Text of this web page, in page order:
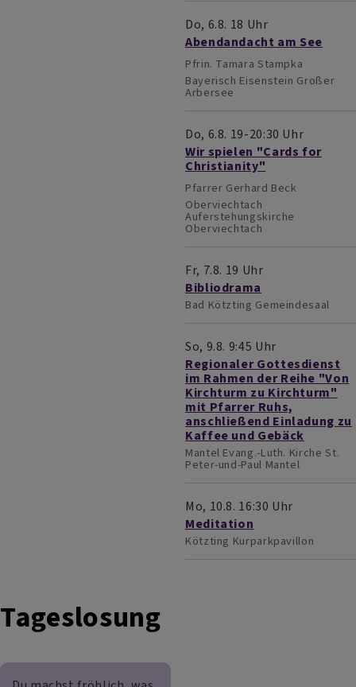
Do, 6.8. 18 Uhr
Abendandacht am See
Pfrin. Tamara Stampka
Bayerisch Eisenstein Großer
Arbersee
Do, 6.8. 19-20:30 Uhr
Wir spielen "Cards for
Christianity"
Pfarrer Gerhard Beck
Oberviechtach
Auferstehungskirche
Oberviechtach
Fr, 7.8. 19 Uhr
Bibliodrama
Bad Kötzting Gemeindesaal
So, 9.8. 9:45 Uhr
Regionaler Gottesdienst
im Rahmen der Reihe "Von
Kirchturm zu Kirchturm"
mit Pfarrer Ruhs,
anschließend Einladung zu
Kaffee und Gebäck
Mantel Evang.-Luth. Kirche St.
Peter-und-Paul Mantel
Mo, 10.8. 16:30 Uhr
Meditation
Kötzting Kurparkpavillon
Tageslosung